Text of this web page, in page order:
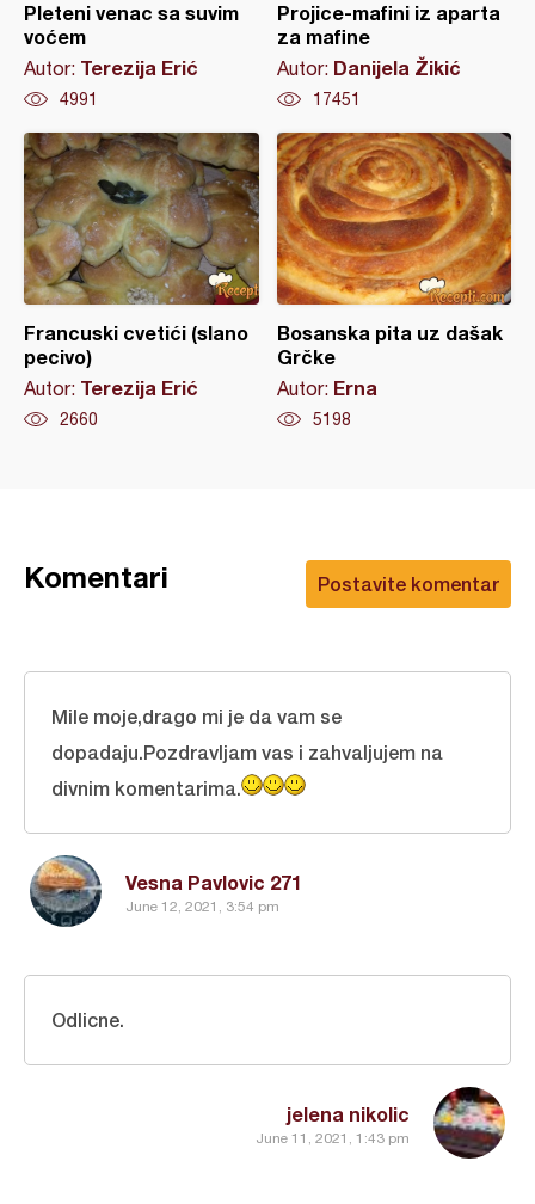
Pleteni venac sa suvim
voćem
Autor: Terezija Erić
4991
Projice-mafini iz aparta
za mafine
Autor: Danijela Žikić
17451
Francuski cvetići (slano
pecivo)
Autor: Terezija Erić
2660
Bosanska pita uz dašak
Grčke
Autor: Erna
5198
Postavite komentar
Komentari
Vesna Pavlovic 271
June 12, 2021, 3:54 pm
Mile moje,drago mi je da vam se
dopadaju.Pozdravljam vas i zahvaljujem na
divnim komentarima.
jelena nikolic
June 11, 2021, 1:43 pm
Odlicne.